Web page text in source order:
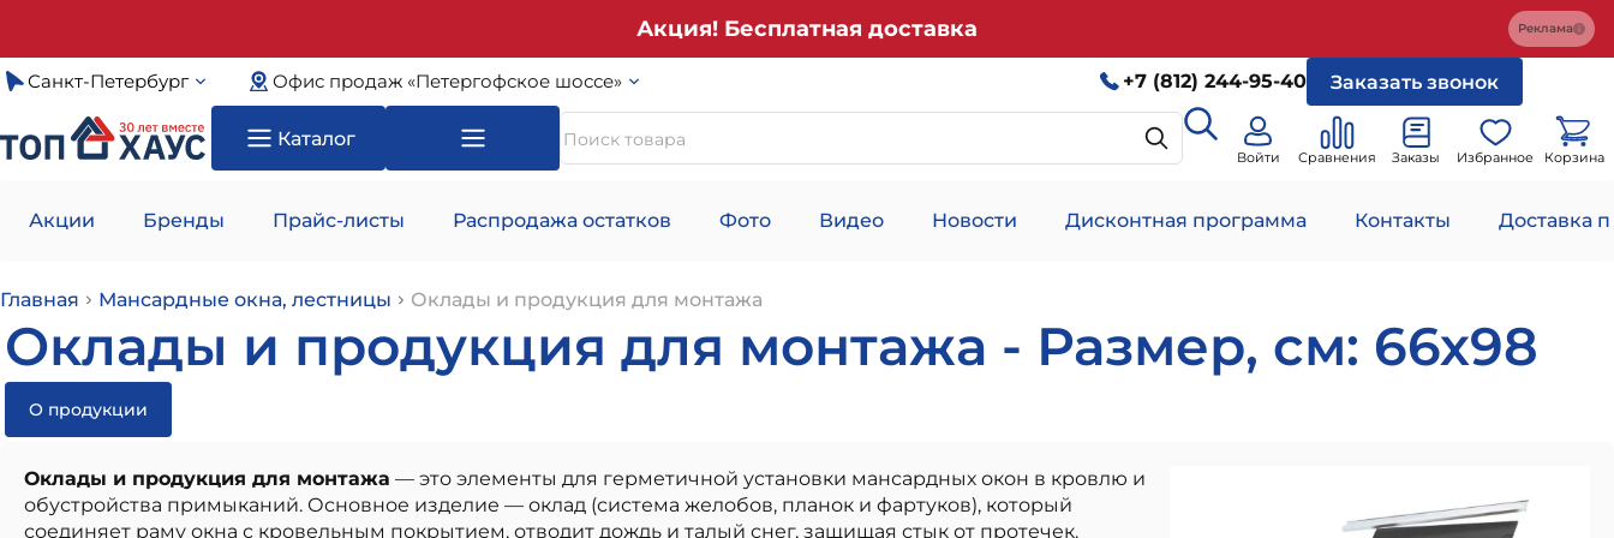
Акция! Бесплатная доставка Реклама
Санкт-Петербург Офис продаж «Петергофское шоссе» +7 (812) 244-95-40 Заказать звонок
Каталог
Войти Сравнения Заказы Избранное Корзина
Акции Бренды Прайс-листы Распродажа остатков Фото Видео Новости Дисконтная программа Контакты Доставка
Главная Мансардные окна, лестницы Оклады и продукция для монтажа
Оклады и продукция для монтажа - Размер, см: 66х98
О продукции
Оклады и продукция для монтажа — это элементы для герметичной установки мансардных окон в кровлю и
обустройства примыканий. Основное изделие — оклад (система желобов, планок и фартуков), который
соединяет раму окна с кровельным покрытием, отводит дождь и талый снег, защищая стык от протечек.